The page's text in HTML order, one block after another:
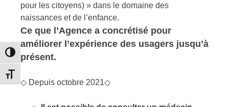
Passer en contraste élevé
Changer la taille de la police
pour les citoyens) » dans le domaine des
naissances et de l’enfance.
Ce que l’Agence a concrétisé pour
améliorer l’expérience des usagers jusqu’à
présent.
◇ Depuis octobre 2021◇